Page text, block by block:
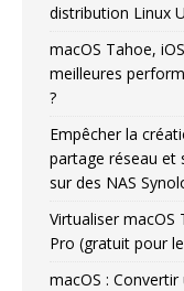
distribution Linux
macOS Tahoe,
meilleures
?
Empêcher la
partage réseau et
sur des NAS
Virtualiser
Pro (gratuit pour
macOS :